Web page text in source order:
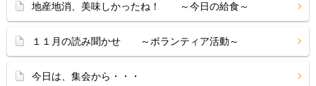
地産地消、美味しかったね！ ～今日の給食～
１１月の読み聞かせ ～ボランティア活動～
今日は、集会から・・・